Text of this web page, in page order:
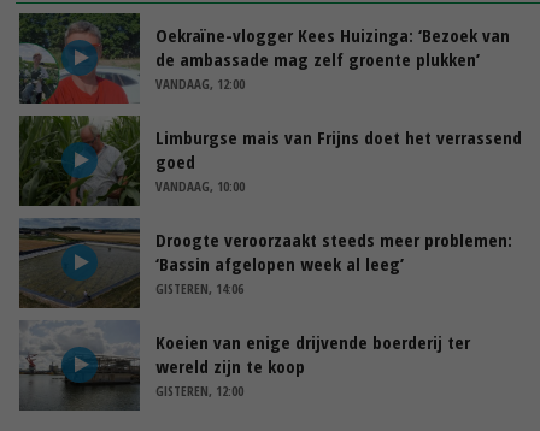
Oekraïne-vlogger Kees Huizinga: ‘Bezoek van
de ambassade mag zelf groente plukken’
VANDAAG, 12:00
Limburgse mais van Frijns doet het verrassend
goed
VANDAAG, 10:00
Droogte veroorzaakt steeds meer problemen:
‘Bassin afgelopen week al leeg’
GISTEREN, 14:06
Koeien van enige drijvende boerderij ter
wereld zijn te koop
GISTEREN, 12:00